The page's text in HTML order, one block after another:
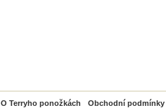
O Terryho ponožkách Obchodní podmínky
PayPal